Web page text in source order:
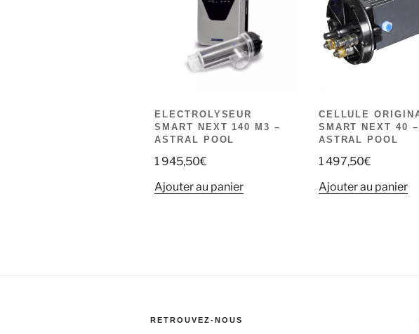
ELECTROLYSEUR
SMART NEXT 140 M3 –
ASTRAL POOL
1 945,50€
Ajouter au panier
CELLULE
SMART NEXT 40 –
ASTRAL POOL
1 497,50€
Ajouter au panier
RETROUVEZ-NOUS